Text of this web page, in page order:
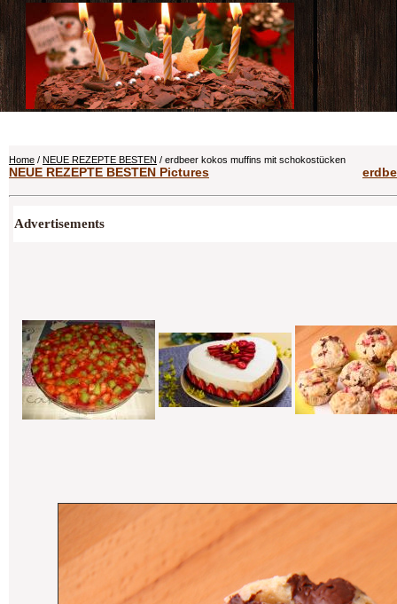
Home / NEUE REZEPTE BESTEN / erdbeer kokos muffins mit schokostücken
NEUE REZEPTE BESTEN Pictures
Advertisements